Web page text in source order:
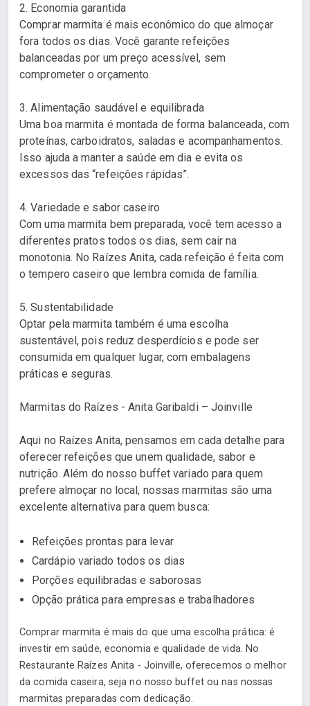
2. Economia garantida
Comprar marmita é mais econômico do que almoçar
fora todos os dias. Você garante refeições
balanceadas por um preço acessível, sem
comprometer o orçamento.
3. Alimentação saudável e equilibrada
Uma boa marmita é montada de forma balanceada, com
proteínas, carboidratos, saladas e acompanhamentos.
Isso ajuda a manter a saúde em dia e evita os
excessos das “refeições rápidas”.
4. Variedade e sabor caseiro
Com uma marmita bem preparada, você tem acesso a
diferentes pratos todos os dias, sem cair na
monotonia. No Raízes Anita, cada refeição é feita com
o tempero caseiro que lembra comida de família.
5. Sustentabilidade
Optar pela marmita também é uma escolha
sustentável, pois reduz desperdícios e pode ser
consumida em qualquer lugar, com embalagens
práticas e seguras.
Marmitas do Raízes - Anita Garibaldi – Joinville
Aqui no Raízes Anita, pensamos em cada detalhe para
oferecer refeições que unem qualidade, sabor e
nutrição. Além do nosso buffet variado para quem
prefere almoçar no local, nossas marmitas são uma
excelente alternativa para quem busca:
Refeições prontas para levar
Cardápio variado todos os dias
Porções equilibradas e saborosas
Opção prática para empresas e trabalhadores
Comprar marmita é mais do que uma escolha prática: é
investir em saúde, economia e qualidade de vida. No
Restaurante Raízes Anita - Joinville, oferecemos o melhor
da comida caseira, seja no nosso buffet ou nas nossas
marmitas preparadas com dedicação.